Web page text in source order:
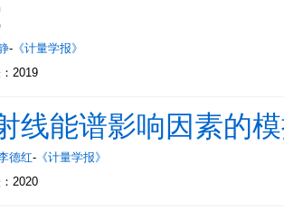
- 《计量学报》
2019
线能谱影响因素的
德红- 《计量学报》
2020